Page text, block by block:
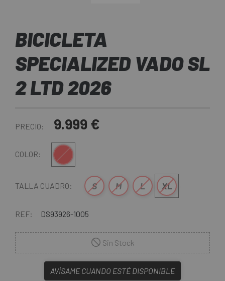
BICICLETA
SPECIALIZED VADO SL
2 LTD 2026
PRECIO: 9.999 €
COLOR: Rojo
TALLA CUADRO: S M L XL
REF: DS93926-1005
Sin Stock
AVÍSAME CUANDO ESTÉ DISPONIBLE